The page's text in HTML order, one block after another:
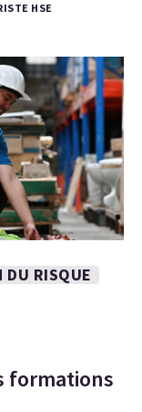
HSE
DU RISQUE
formations